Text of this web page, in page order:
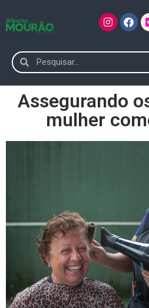
Assegurando
mulher